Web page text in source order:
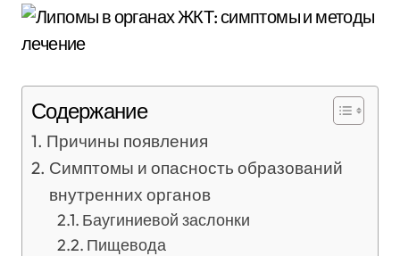
Содержание
Причины появления
Симптомы и опасность образований
внутренних органов
Баугиниевой заслонки
Пищевода